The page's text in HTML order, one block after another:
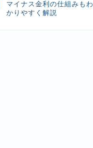
マイナス金利の仕組みもわ
かりやすく解説